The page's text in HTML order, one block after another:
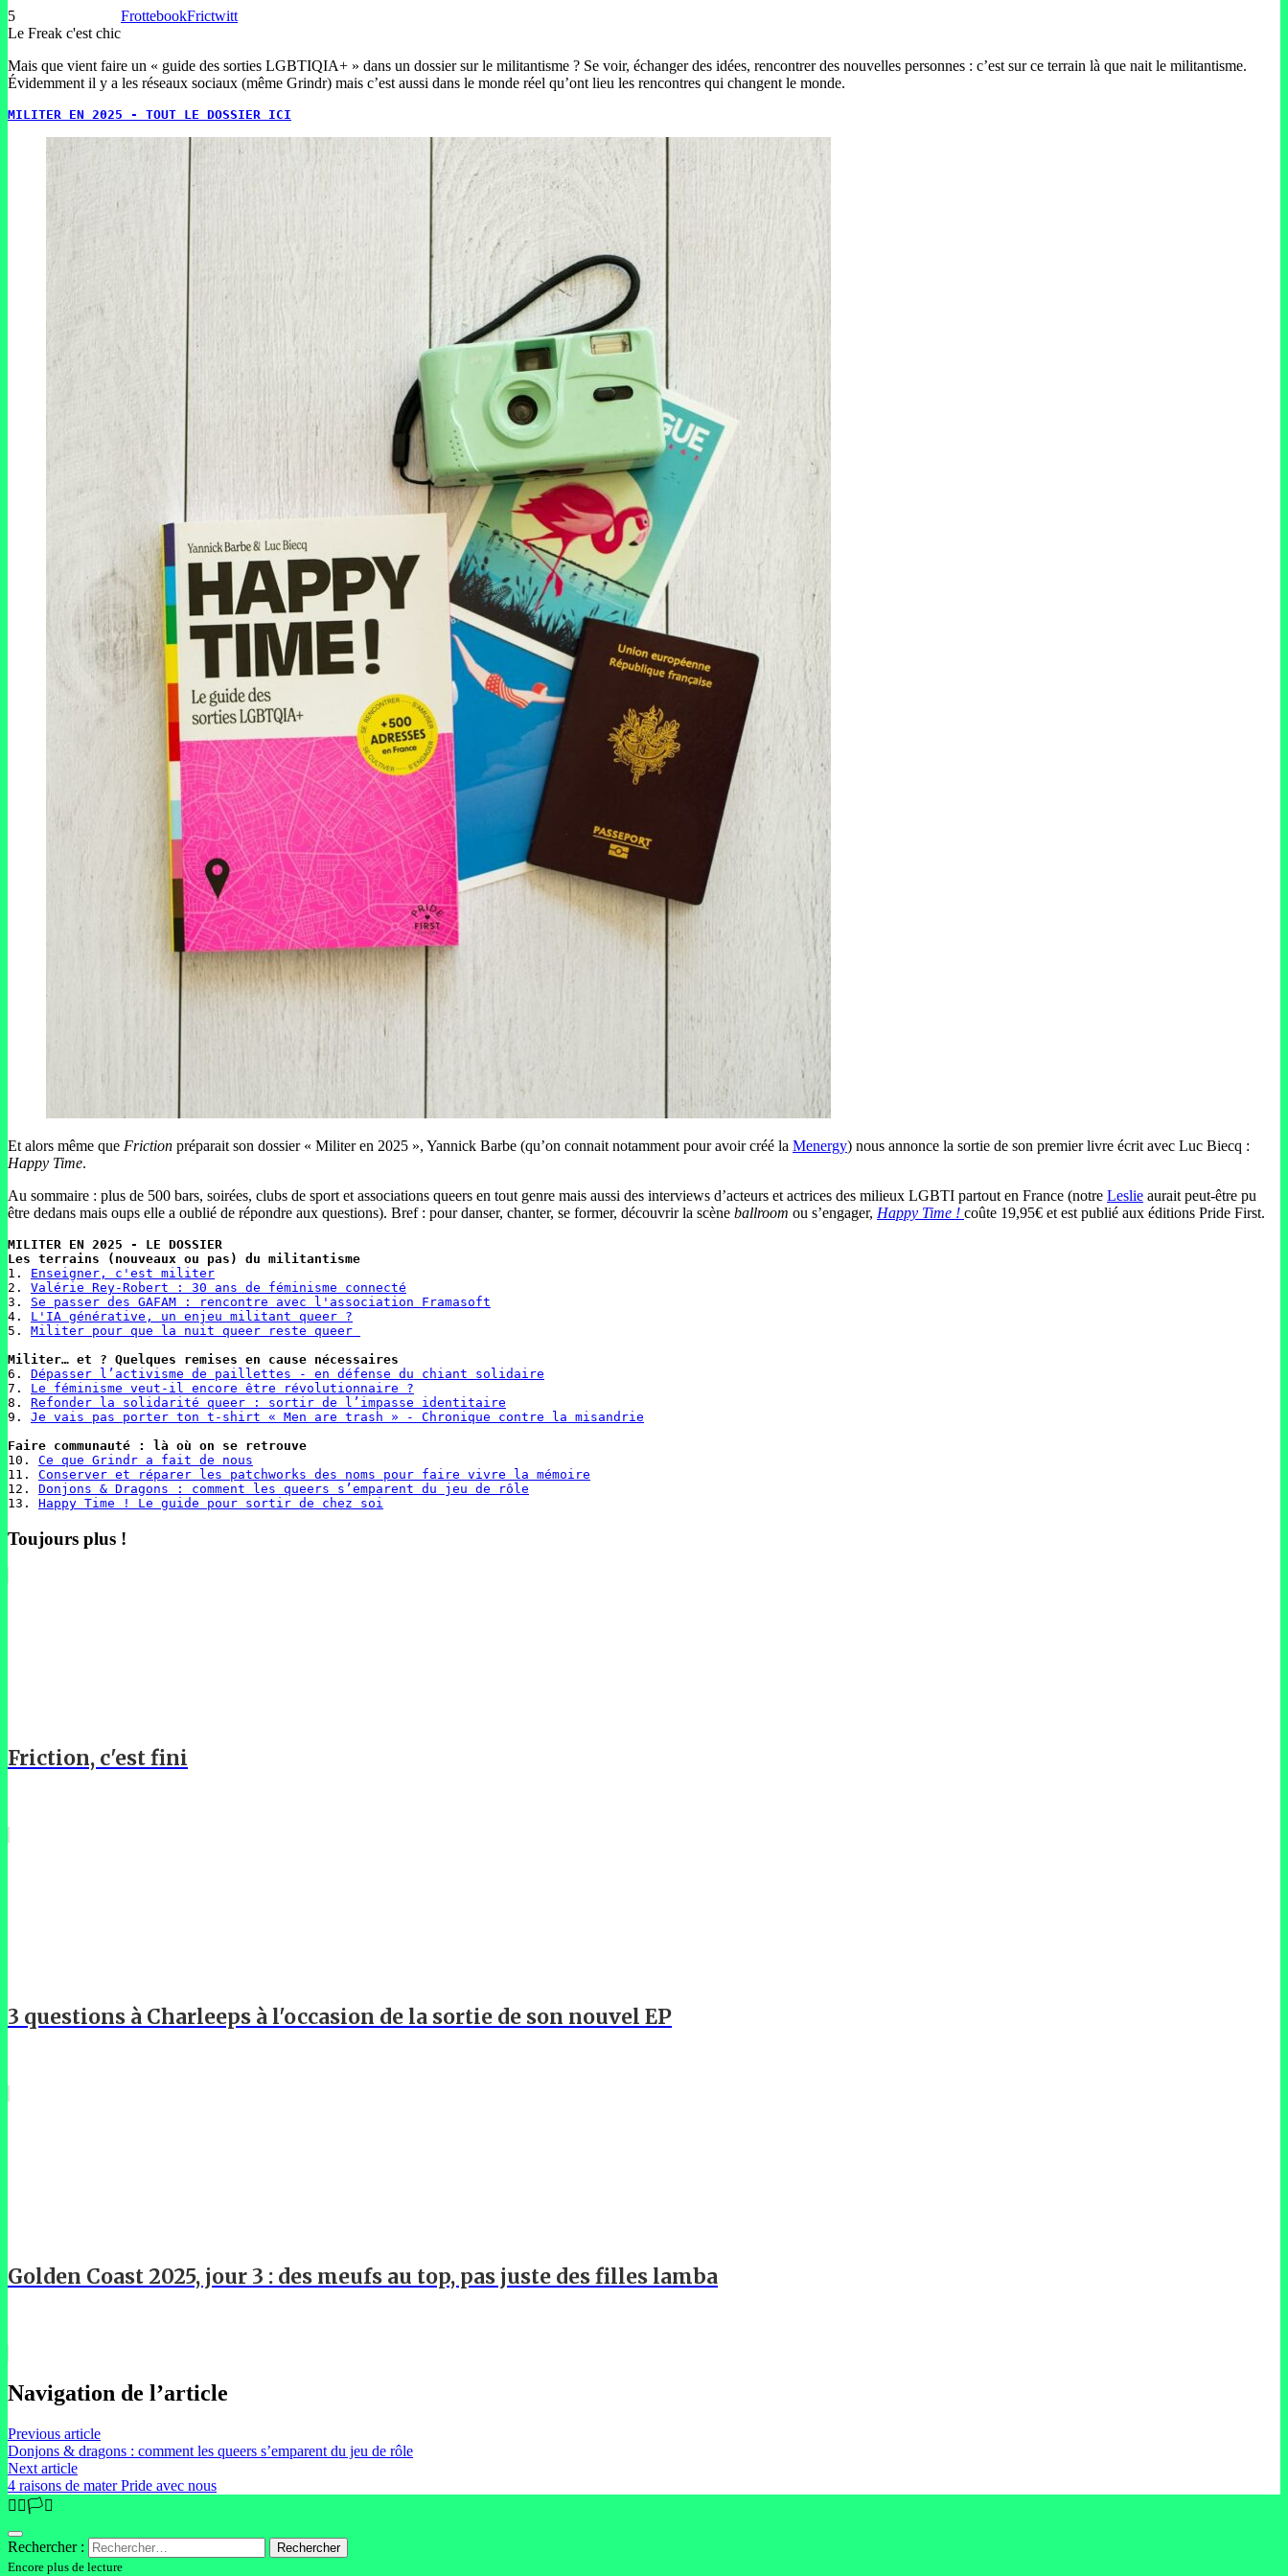
5
Le Freak c'est chic
FrottebookFrictwitt
Mais que vient faire un « guide des sorties LGBTIQIA+ » dans un dossier sur le militantisme ? Se voir, échanger des idées, rencontrer des nouvelles personnes : c’est sur ce terrain là que nait le militantisme.
Évidemment il y a les réseaux sociaux (même Grindr) mais c’est aussi dans le monde réel qu’ont lieu les rencontres qui changent le monde.
MILITER EN 2025 - TOUT LE DOSSIER ICI
Et alors même que Friction préparait son dossier « Militer en 2025 », Yannick Barbe (qu’on connait notamment pour avoir créé la Menergy) nous annonce la sortie de son premier livre écrit avec Luc Biecq :
Happy Time.
Au sommaire : plus de 500 bars, soirées, clubs de sport et associations queers en tout genre mais aussi des interviews d’acteurs et actrices des milieux LGBTI partout en France (notre Leslie aurait peut-être pu
être dedans mais oups elle a oublié de répondre aux questions). Bref : pour danser, chanter, se former, découvrir la scène ballroom ou s’engager, Happy Time ! coûte 19,95€ et est publié aux éditions Pride First.
MILITER EN 2025 - LE DOSSIER
1. Enseigner, c'est militer
2. Valérie Rey-Robert : 30 ans de féminisme connecté
3. Se passer des GAFAM : rencontre avec l'association Framasoft
4. L'IA générative, un enjeu militant queer ?
5. Militer pour que la nuit queer reste queer
6. Dépasser l’activisme de paillettes - en défense du chiant solidaire
7. Le féminisme veut-il encore être révolutionnaire ?
8. Refonder la solidarité queer : sortir de l’impasse identitaire
9. Je vais pas porter ton t-shirt « Men are trash » - Chronique contre la misandrie
10. Ce que Grindr a fait de nous
11. Conserver et réparer les patchworks des noms pour faire vivre la mémoire
12. Donjons & Dragons : comment les queers s’emparent du jeu de rôle
13. Happy Time ! Le guide pour sortir de chez soi
Toujours plus !
Friction, c'est fini
3 questions à Charleeps à l'occasion de la sortie de son nouvel EP
Golden Coast 2025, jour 3 : des meufs au top, pas juste des filles lamba
Navigation de l’article
Previous article
Donjons & dragons : comment les queers s’emparent du jeu de rôle
Next article
4 raisons de mater Pride avec nous
🏳️‍🌈🏳️‍⚧️
Rechercher :
Encore plus de lecture